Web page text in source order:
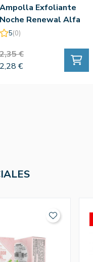
Ampolla Exfoliante
Noche Renewal Alfa
Hidroxiacidos 1ud -
5(0)
2,35 €
2,28 €